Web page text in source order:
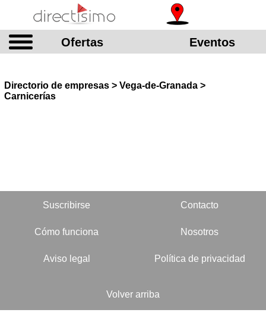
Ofertas Eventos
Directorio de empresas > Vega-de-Granada >
Carnicerías
Suscribirse Contacto
Cómo funciona Nosotros
Aviso legal Política de privacidad
Volver arriba